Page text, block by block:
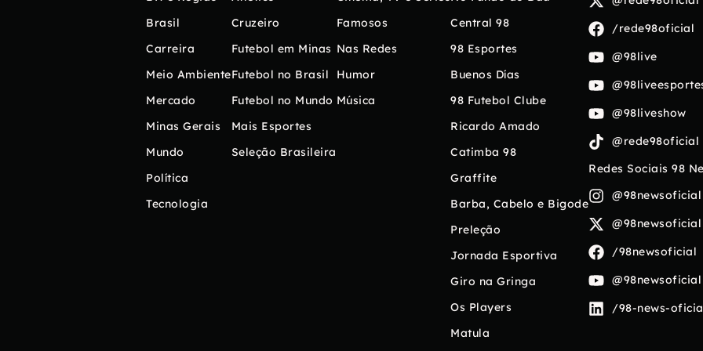
Brasil
Carreira
Meio Ambiente
Mercado
Minas Gerais
Mundo
Política
Tecnologia
Cruzeiro
Futebol em Minas
Futebol no Brasil
Futebol no Mundo
Mais Esportes
Seleção Brasileira
Famosos
Nas Redes
Humor
Música
Central 98
98 Esportes
Buenos Días
98 Futebol Clube
Ricardo Amado
Catimba 98
Graffite
Barba, Cabelo e Bigode
Preleção
Jornada Esportiva
Giro na Gringa
Os Players
Matula
/rede98oficial
@98live
@98liveshow
@rede98oficial
Redes Sociais 98
@98newsoficial
@98newsoficial
/98newsoficial
@98newsoficial
/98-news-